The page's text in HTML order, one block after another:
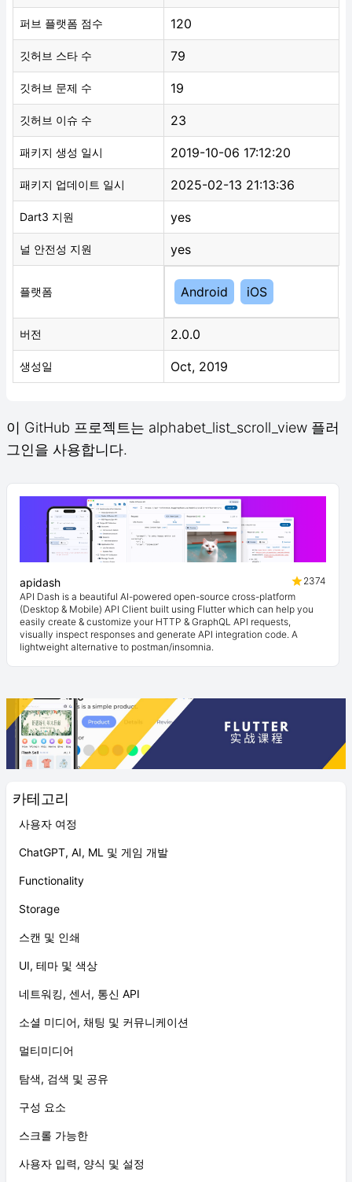
카테고리
사용자 여정
ChatGPT, AI, ML 및 게임 개발
Functionality
Storage
스캔 및 인쇄
UI, 테마 및 색상
네트워킹, 센서, 통신 API
소셜 미디어, 채팅 및 커뮤니케이션
멀티미디어
탐색, 검색 및 공유
구성 요소
스크롤 가능한
사용자 입력, 양식 및 설정
퍼브 플랫폼 점수 120
깃허브 스타 수 79
깃허브 문제 수 19
깃허브 이슈 수 23
패키지 생성 일시 2019-10-06 17:12:20
패키지 업데이트 일시 2025-02-13 21:13:36
Dart3 지원 yes
널 안전성 지원 yes
플랫폼 Android iOS
버전 2.0.0
생성일 Oct, 2019
이 GitHub 프로젝트는 alphabet_list_scroll_view 플러
그인을 사용합니다.
apidash
2374
API Dash is a beautiful AI-powered open-source cross-platform
(Desktop & Mobile) API Client built using Flutter which can help you
easily create & customize your HTTP & GraphQL API requests,
visually inspect responses and generate API integration code. A
lightweight alternative to postman/insomnia.